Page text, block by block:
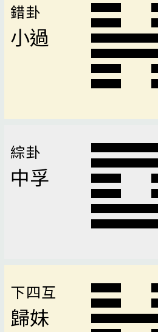
錯卦
小過
綜卦
中孚
下四互
歸妹